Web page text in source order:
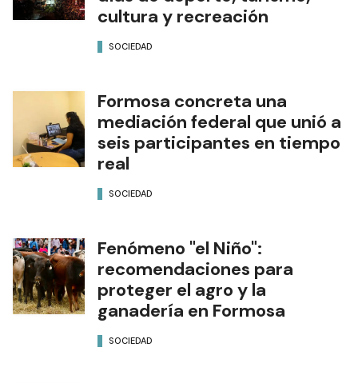
cultura y recreación
SOCIEDAD
Formosa concreta una
mediación federal que unió a
seis participantes en tiempo
real
SOCIEDAD
Fenómeno "el Niño":
recomendaciones para
proteger el agro y la
ganadería en Formosa
SOCIEDAD